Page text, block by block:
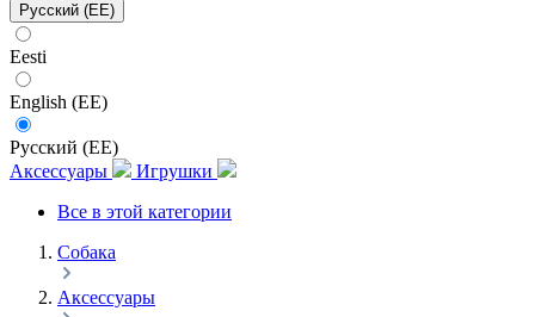
Русский (EE)
Eesti
English (EE)
Русский (EE)
Аксессуары
Игрушки
Все в этой категории
Собака
Аксессуары